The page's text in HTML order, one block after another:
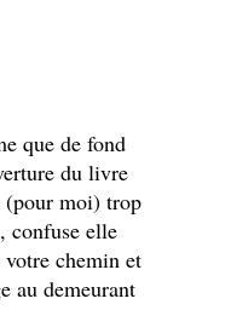
que de fond
du livre
(pour moi) trop
confuse elle
chemin et
au demeurant